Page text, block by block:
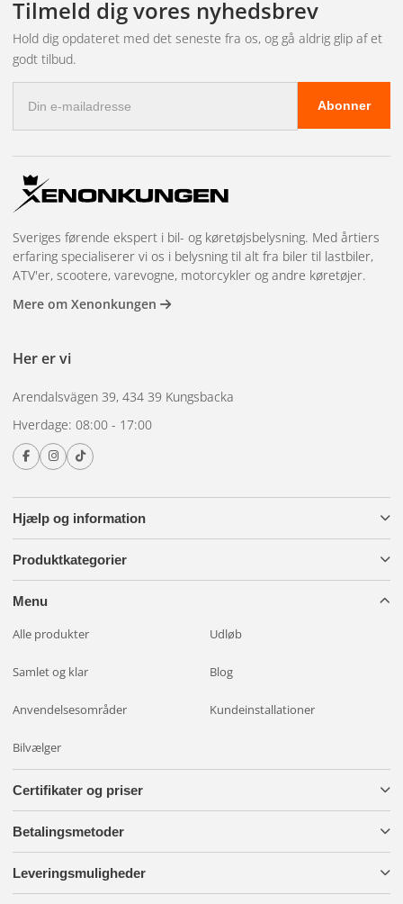
Tilmeld dig vores nyhedsbrev
Hold dig opdateret med det seneste fra os, og gå aldrig glip af et
godt tilbud.
mail-
adresse
Abonner
Hjælp og information
Produktkategorier
Menu
Alle produkter Udløb
Samlet og klar Blog
Anvendelsesområder Kundeinstallationer
Bilvælger
Sveriges førende ekspert i bil- og køretøjsbelysning. Med årtiers
erfaring specialiserer vi os i belysning til alt fra biler til lastbiler,
ATV'er, scootere, varevogne, motorcykler og andre køretøjer.
Mere om Xenonkungen
Her er vi
Arendalsvägen 39, 434 39 Kungsbacka
Hverdage: 08:00 - 17:00
Certifikater og priser
Betalingsmetoder
Leveringsmuligheder